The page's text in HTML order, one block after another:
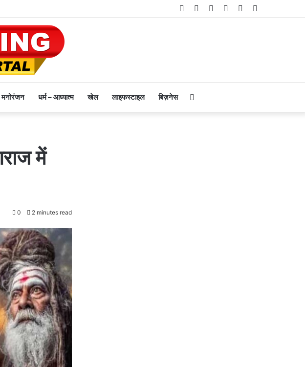
Telegram
Instagram
YouTube
Twitter
Facebook
मनोरंजन धर्म – आध्यात्म खेल लाइफस्टाइल बिज़नेस
में
0 2 minutes read